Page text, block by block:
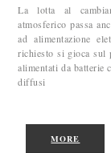
La lotta al
atmosferico passa
ad alimentazione
richiesto si gioca sul
alimentati da batterie
diffusi
MORE